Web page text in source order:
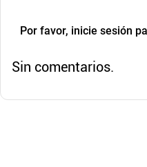
Por favor, inicie sesión
Sin comentarios.